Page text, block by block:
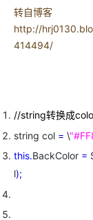
转自博客
http://
414494/
//string转换成
string col = \
this.BackColor =
l);